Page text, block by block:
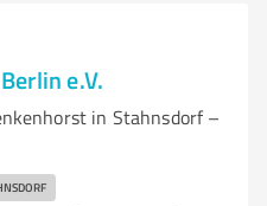
e.V.
in Stahnsdorf –